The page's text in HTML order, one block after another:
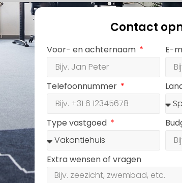
Contact
Voor- en achternaam E-
Telefoonnummer
Type vastgoed
Extra wensen of vragen